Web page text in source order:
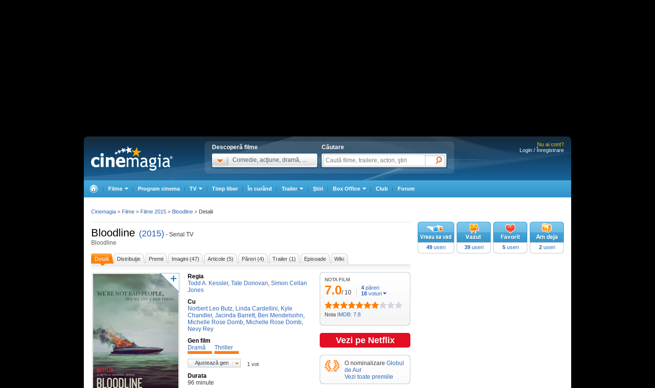
Descoperă filme
Comedie, acţiune, dramă, ...
Căutare
Nu ai cont?
Login / Înregistrare
Filme Program cinema TV Timp liber În curând Trailer Ştiri Box Office Club Forum
Bloodline (2015) - Serial TV
Bloodline
Detalii Distribuţie Premii Imagini (47) Articole (5) Păreri (4) Trailer (1) Episoade Wiki
Regia
Todd A. Kessler, Tate Donovan, Simon Cellan
Jones
Cu
Norbert Leo Butz, Linda Cardellini, Kyle
Chandler, Jacinda Barrett, Ben Mendelsohn,
Michelle Rose Domb, Michelle Rose Domb,
Nevy Rey
Gen film
Dramă
Thriller
Ajustează gen 1 vot
Durata
96 minute
NOTA FILM
7.0/ 10
4 păreri
18 voturi
Nota IMDB: 7.8
Vezi pe Netflix
O nominalizare Globul
de Aur
Vezi toate premiile
49 useri 39useri 5useri 2useri
Cinemagia > Filme > Filme 2015 > Bloodline > Detalii